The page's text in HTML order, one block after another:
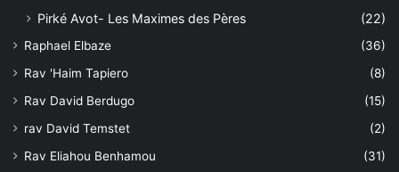
Pirké Avot- Les Maximes des Pères
(22)
Raphael Elbaze
(36)
Rav 'Haim Tapiero
(8)
Rav David Berdugo
(15)
rav David Temstet
(2)
Rav Eliahou Benhamou
(31)